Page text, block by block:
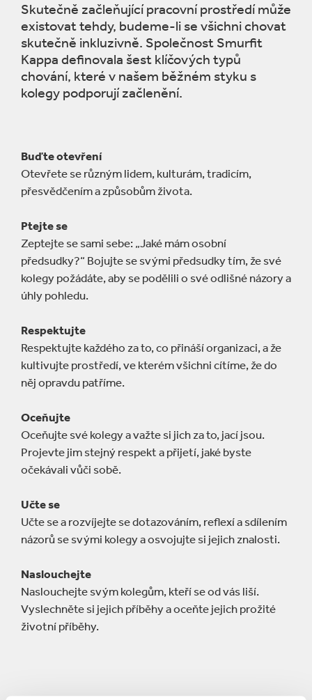
Skutečně začleňující pracovní prostředí může
existovat tehdy, budeme-li se všichni chovat
skutečně inkluzivně. Společnost Smurfit
Kappa definovala šest klíčových typů
chování, které v našem běžném styku s
kolegy podporují začlenění.
Buďte otevření
Otevřete se různým lidem, kulturám, tradicím,
přesvědčením a způsobům života.
Ptejte se
Zeptejte se sami sebe: „Jaké mám osobní
předsudky?“ Bojujte se svými předsudky tím, že své
kolegy požádáte, aby se podělili o své odlišné názory a
úhly pohledu.
Respektujte
Respektujte každého za to, co přináší organizaci, a že
kultivujte prostředí, ve kterém všichni cítíme, že do
něj opravdu patříme.
Oceňujte
Oceňujte své kolegy a važte si jich za to, jací jsou.
Projevte jim stejný respekt a přijetí, jaké byste
očekávali vůči sobě.
Učte se
Učte se a rozvíjejte se dotazováním, reflexí a sdílením
názorů se svými kolegy a osvojujte si jejich znalosti.
Naslouchejte
Naslouchejte svým kolegům, kteří se od vás liší.
Vyslechněte si jejich příběhy a oceňte jejich prožité
životní příběhy.